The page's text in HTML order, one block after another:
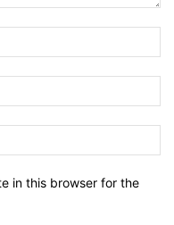
in this browser for the